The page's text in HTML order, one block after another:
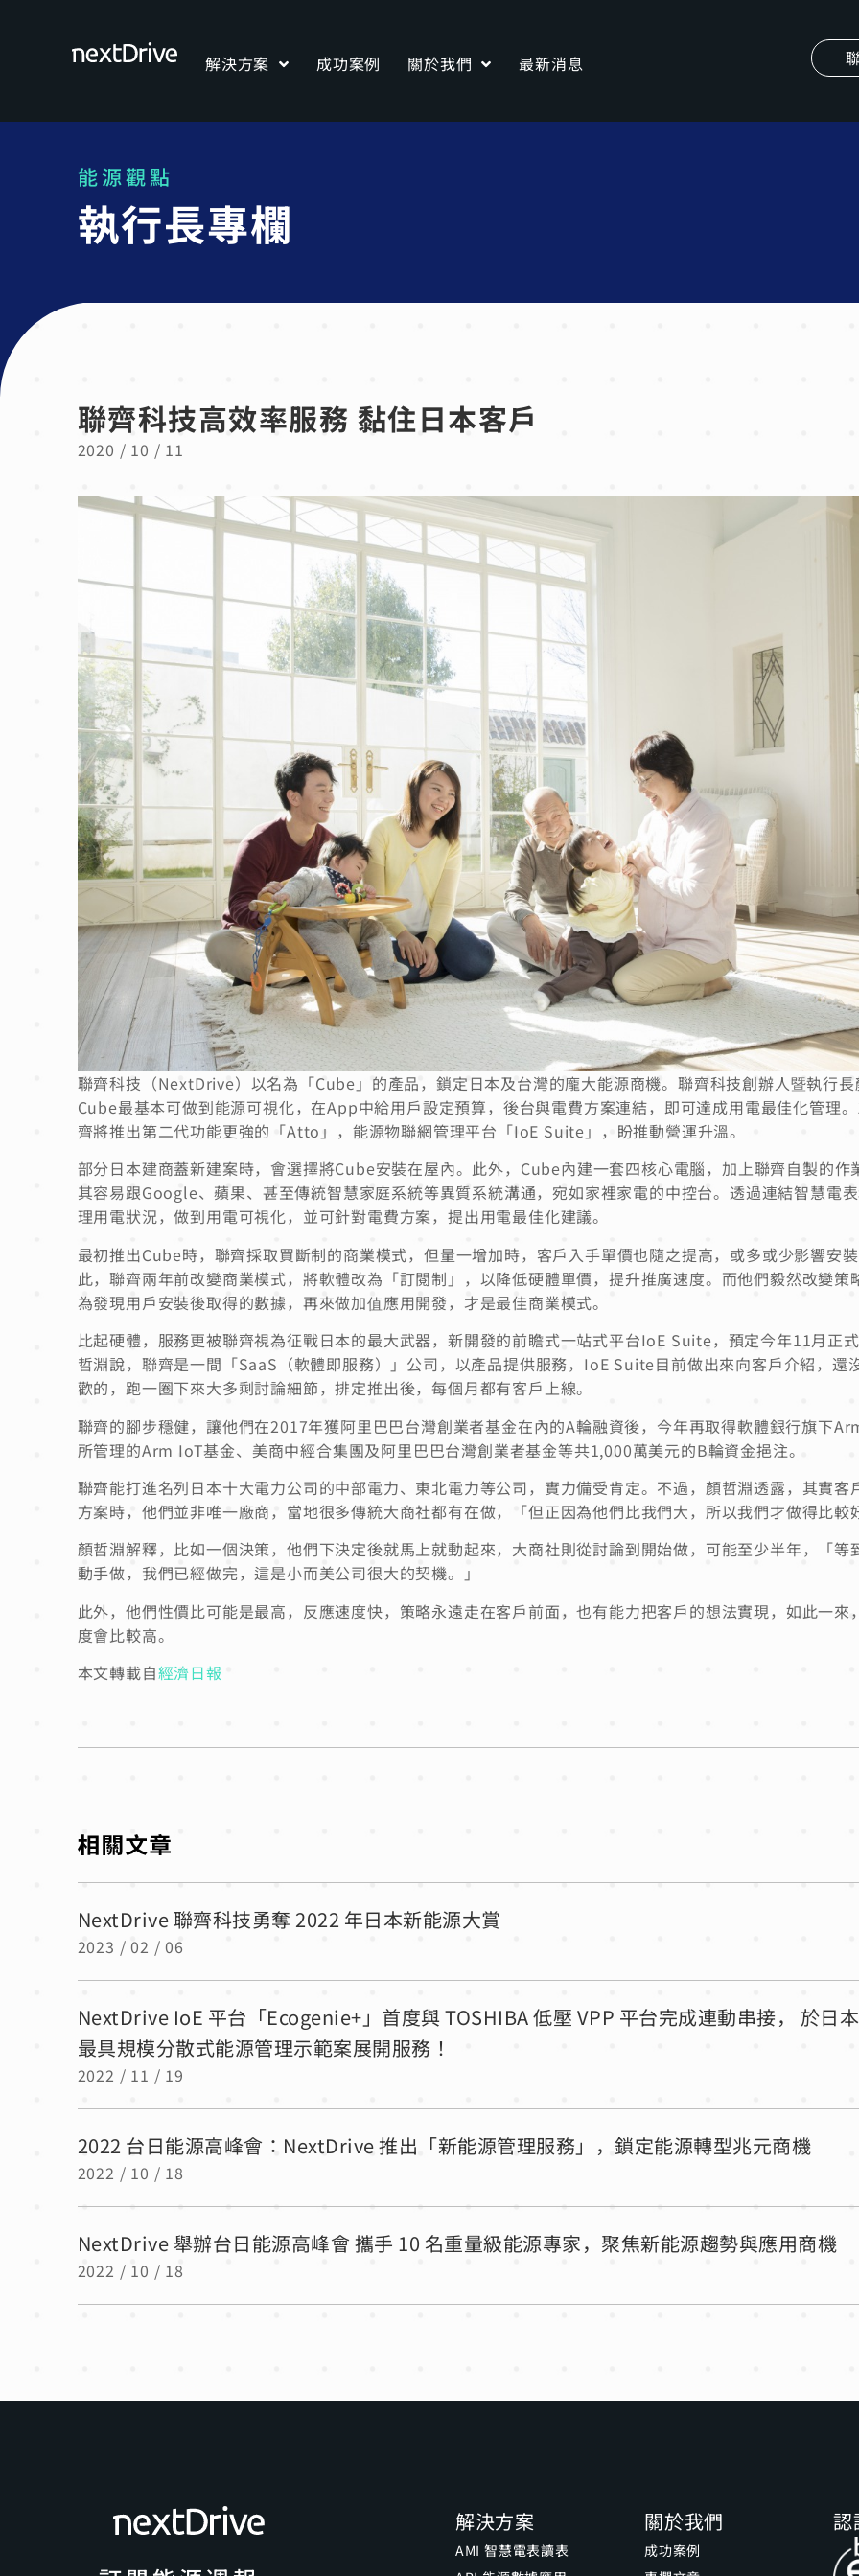
解決方案 成功案例 關於我們 最新消息
能源觀點
執行長專欄
聯齊科技高效率服務 黏住日本客戶
2020 / 10 / 11
聯齊科技（NextDrive）以名為「Cube」的產品，鎖定日本及台灣的龐大能源商機。聯齊科技創辦人暨執行
Cube最基本可做到能源可視化，在App中給用戶設定預算，後台與電費方案連結，即可達成用電最佳化管理
齊將推出第二代功能更強的「Atto」，能源物聯網管理平台「IoE Suite」，盼推動營運升溫。
部分日本建商蓋新建案時，會選擇將Cube安裝在屋內。此外，Cube內建一套四核心電腦，加上聯齊自製的作
其容易跟Google、蘋果、甚至傳統智慧家庭系統等異質系統溝通，宛如家裡家電的中控台。透過連結智慧電
理用電狀況，做到用電可視化，並可針對電費方案，提出用電最佳化建議。
最初推出Cube時，聯齊採取買斷制的商業模式，但量一增加時，客戶入手單價也隨之提高，或多或少影響安
此，聯齊兩年前改變商業模式，將軟體改為「訂閱制」，以降低硬體單價，提升推廣速度。而他們毅然改變策
為發現用戶安裝後取得的數據，再來做加值應用開發，才是最佳商業模式。
比起硬體，服務更被聯齊視為征戰日本的最大武器，新開發的前瞻式一站式平台IoE Suite，預定今年11月正
哲淵說，聯齊是一間「SaaS（軟體即服務）」公司，以產品提供服務，IoE Suite目前做出來向客戶介紹，還
歡的，跑一圈下來大多剩討論細節，排定推出後，每個月都有客戶上線。
聯齊的腳步穩健，讓他們在2017年獲阿里巴巴台灣創業者基金在內的A輪融資後，今年再取得軟體銀行旗下
所管理的Arm IoT基金、美商中經合集團及阿里巴巴台灣創業者基金等共1,000萬美元的B輪資金挹注。
聯齊能打進名列日本十大電力公司的中部電力、東北電力等公司，實力備受肯定。不過，顏哲淵透露，其實客
方案時，他們並非唯一廠商，當地很多傳統大商社都有在做，「但正因為他們比我們大，所以我們才做得比較
顏哲淵解釋，比如一個決策，他們下決定後就馬上就動起來，大商社則從討論到開始做，可能至少半年，「等
動手做，我們已經做完，這是小而美公司很大的契機。」
此外，他們性價比可能是最高，反應速度快，策略永遠走在客戶前面，也有能力把客戶的想法實現，如此一來
度會比較高。
本文轉載自經濟日報
NextDrive 聯齊科技勇奪 2022 年日本新能源大賞
2023 / 02 / 06
NextDrive IoE 平台「Ecogenie+」首度與 TOSHIBA 低壓 VPP 平台完成連動串接， 於日本
最具規模分散式能源管理示範案展開服務！
2022 / 11 / 19
2022 台日能源高峰會：NextDrive 推出「新能源管理服務」，鎖定能源轉型兆元商機
2022 / 10 / 18
NextDrive 舉辦台日能源高峰會 攜手 10 名重量級能源專家，聚焦新能源趨勢與應用商機
2022 / 10 / 18
解決方案
AMI 智慧電表讀表
關於我們
成功案例
認